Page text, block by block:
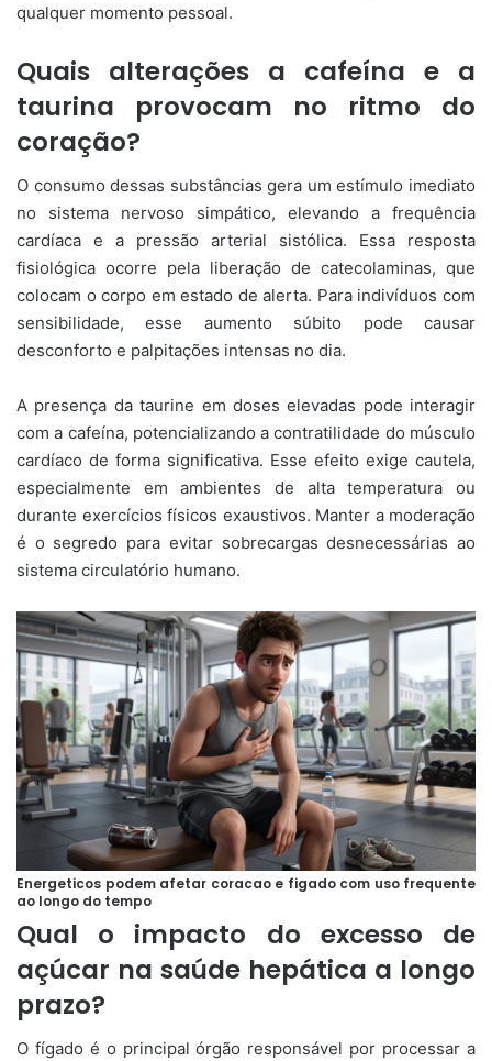
qualquer momento pessoal.
Quais alterações a cafeína e a
taurina provocam no ritmo do
coração?
O consumo dessas substâncias gera um estímulo imediato
no sistema nervoso simpático, elevando a frequência
cardíaca e a pressão arterial sistólica. Essa resposta
fisiológica ocorre pela liberação de catecolaminas, que
colocam o corpo em estado de alerta. Para indivíduos com
sensibilidade, esse aumento súbito pode causar
desconforto e palpitações intensas no dia.
A presença da taurine em doses elevadas pode interagir
com a cafeína, potencializando a contratilidade do músculo
cardíaco de forma significativa. Esse efeito exige cautela,
especialmente em ambientes de alta temperatura ou
durante exercícios físicos exaustivos. Manter a moderação
é o segredo para evitar sobrecargas desnecessárias ao
sistema circulatório humano.
Energeticos podem afetar coracao e figado com uso frequente
ao longo do tempo
Qual o impacto do excesso de
açúcar na saúde hepática a longo
prazo?
O fígado é o principal órgão responsável por processar a